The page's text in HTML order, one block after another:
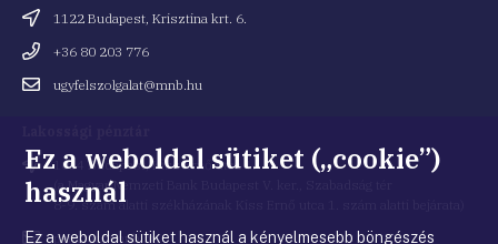
Cím
1122 Budapest, Krisztina krt. 6.
Telefonszám
+36 80 203 776
Emailugyfelszolgalat@mnb.hu
Cím 1054 Budapest, Kiss Ernő utca 1.
(a Magyar Nemzeti Bank Budapest V. ker., Szabadság tér
8-9. szám alatti székházának Kiss Ernő utca 1. szám alatti bejárata)
Email penztar@mnb.hu
Ez a weboldal sütiket („cookie”)
használ
Ez a weboldal sütiket használ a kényelmesebb böngészés